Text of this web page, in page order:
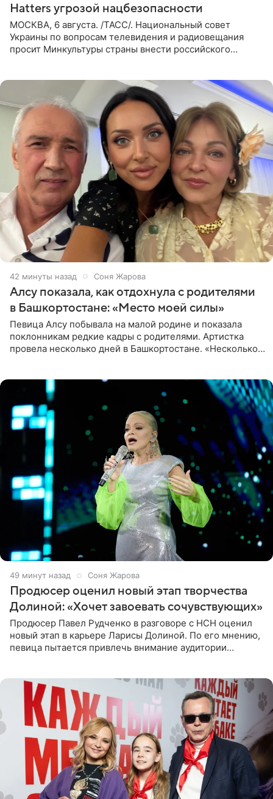
Hatters угрозой нацбезопасности
МОСКВА, 6 августа. /ТАСС/. Национальный совет
Украины по вопросам телевидения и радиовещания
просит Минкультуры страны внести российского
42 минуты назад Соня Жарова
Алсу показала, как отдохнула с родителями
в Башкортостане: «Место моей силы»
Певица Алсу побывала на малой родине и показала
поклонникам редкие кадры с родителями. Артистка
провела несколько дней в Башкортостане. «Несколько
49 минут назад Соня Жарова
Продюсер оценил новый этап творчества
Долиной: «Хочет завоевать сочувствующих»
Продюсер Павел Рудченко в разговоре с НСН оценил
новый этап в карьере Ларисы Долиной. По его мнению,
певица пытается привлечь внимание аудитории